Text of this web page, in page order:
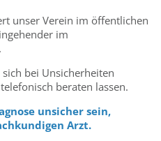
unser Verein im öffentlichen
im
bei Unsicherheiten
beraten lassen.
unsicher sein,
Arzt.